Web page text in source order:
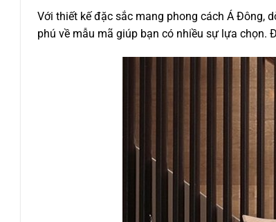
Với thiết kế đặc sắc mang phong cách Á Đông,
phú về mẫu mã giúp bạn có nhiều sự lựa chọn.